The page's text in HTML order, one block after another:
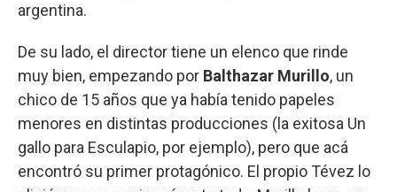
argentina.
De su lado, el director tiene un elenco que rinde
muy bien, empezando por Balthazar Murillo, un
chico de 15 años que ya había tenido papeles
menores en distintas producciones (la exitosa Un
gallo para Esculapio, por ejemplo), pero que acá
encontró su primer protagónico. El propio Tévez lo